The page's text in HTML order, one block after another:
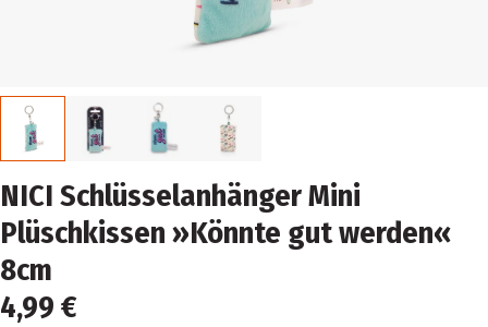
NICI Schlüsselanhänger Mini
Plüschkissen »Könnte gut werden«
8cm
4,99 €